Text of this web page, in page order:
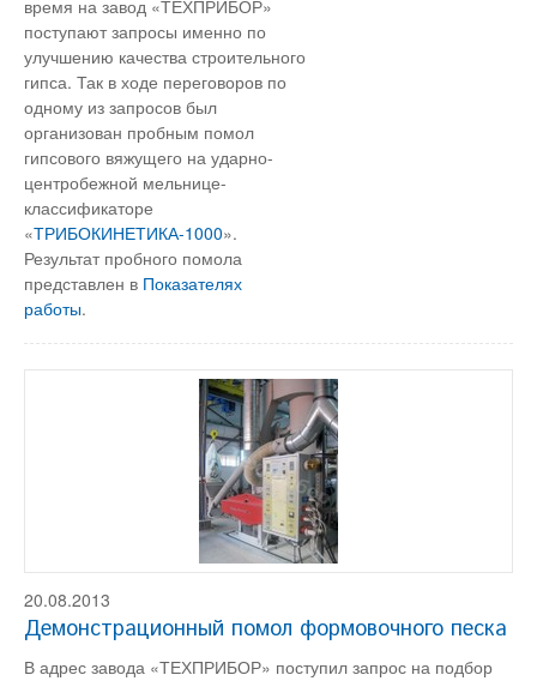
время на завод «ТЕХПРИБОР»
поступают запросы именно по
улучшению качества строительного
гипса. Так в ходе переговоров по
одному из запросов был
организован пробным помол
гипсового вяжущего на ударно-
центробежной мельнице-
классификаторе
«ТРИБОКИНЕТИКА-1000».
Результат пробного помола
представлен в Показателях
работы.
20.08.2013
Демонстрационный помол формовочного песка
В адрес завода «ТЕХПРИБОР» поступил запрос на подбор